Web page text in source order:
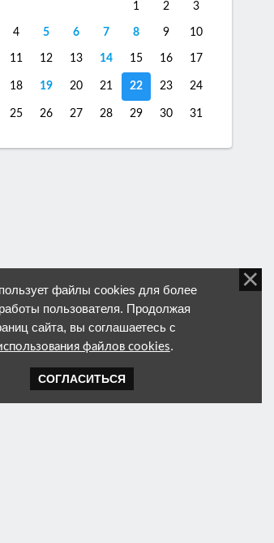
1 2 3
4 5 6 7 8 9 10
11 12 13 14 15 16 17
18 19 20 21 22 23 24
25 26 27 28 29 30 31
файлы cookies для более
пользователя. Продолжая
сайта, вы соглашаетесь с
файлов cookies.
СОГЛАСИТЬСЯ